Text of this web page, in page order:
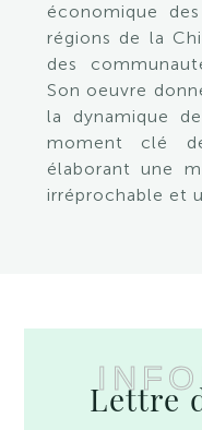
économique
régions de la
des
Son oeuvre
la dynamique
moment clé
élaborant une
irréprochable et
Lettre